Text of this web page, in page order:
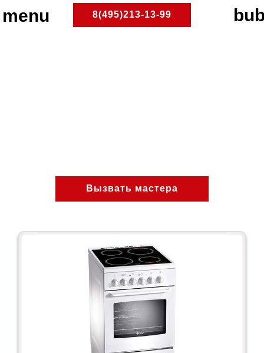
8(495)213-13-99
Вызвать мастера